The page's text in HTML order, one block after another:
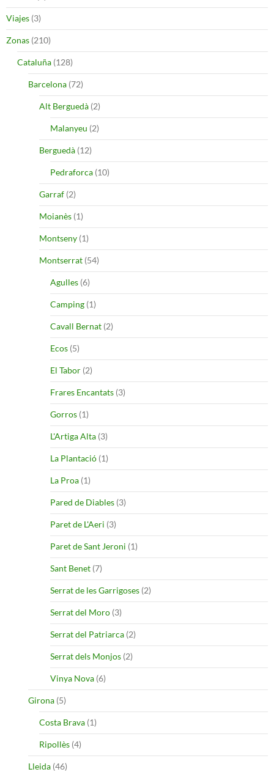
Viajes (3)
Zonas (210)
Cataluña (128)
Barcelona (72)
Alt Berguedà (2)
Malanyeu (2)
Berguedà (12)
Pedraforca (10)
Garraf (2)
Moianès (1)
Montseny (1)
Montserrat (54)
Agulles (6)
Camping (1)
Cavall Bernat (2)
Ecos (5)
El Tabor (2)
Frares Encantats (3)
Gorros (1)
L'Artiga Alta (3)
La Plantació (1)
La Proa (1)
Pared de Diables (3)
Paret de L'Aeri (3)
Paret de Sant Jeroni (1)
Sant Benet (7)
Serrat de les Garrigoses (2)
Serrat del Moro (3)
Serrat del Patriarca (2)
Serrat dels Monjos (2)
Vinya Nova (6)
Girona (5)
Costa Brava (1)
Ripollès (4)
Lleida (46)